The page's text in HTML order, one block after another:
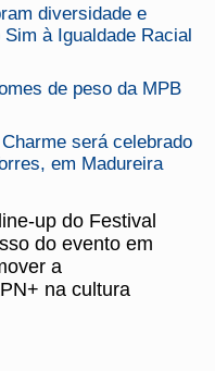
diversidade e
à Igualdade Racial
de peso da MPB
será celebrado
em Madureira
up do Festival
do evento em
a
na cultura